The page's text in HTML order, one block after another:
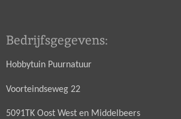
Bedrijfsgegevens:
Hobbytuin Puurnatuur
Voorteindseweg 22
5091TK Oost West en Middelbeers